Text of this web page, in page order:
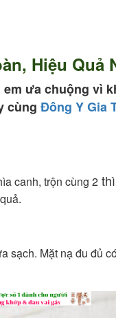
Hiệu Quả
ưa chuộng vì
cùng Đông Y Gia
canh, trộn cùng 2
sạch. Mặt nạ đu đủ